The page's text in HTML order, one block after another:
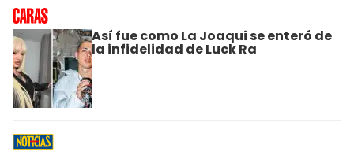
Así fue como La Joaqui se enteró de
la infidelidad de Luck Ra